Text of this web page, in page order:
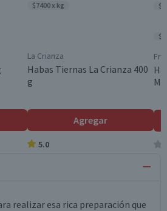
$7400 x kg
La Crianza
Habas Tiernas La Crianza 400
g
Agregar
5.0
realizar esa rica preparación que